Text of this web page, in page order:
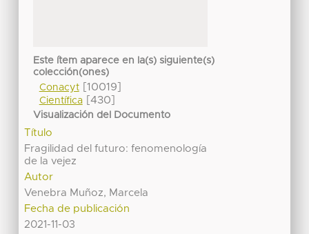
Este ítem aparece en la(s) siguiente(s)
colección(ones)
Conacyt[10019]
Científica[430]
Visualización del Documento
Título
Fragilidad del futuro: fenomenología
de la vejez
Autor
Venebra Muñoz, Marcela
Fecha de publicación
2021-11-03